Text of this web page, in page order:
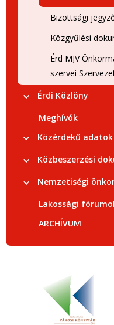
Bizottsági
Közgyűlési
Érd MJV
szervei
Érdi Közlöny
Meghívók
Közérdekű adatok
Közbeszerzési
Nemzetiségi
Lakossági
ARCHÍVUM